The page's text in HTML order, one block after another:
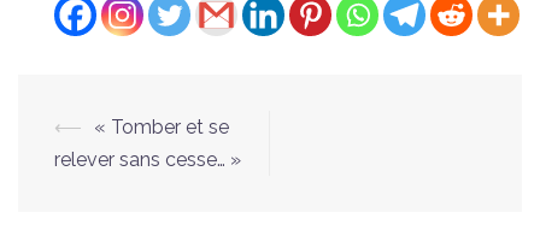
Navigation
d’article
⟵
« Tomber et se
relever sans cesse… »